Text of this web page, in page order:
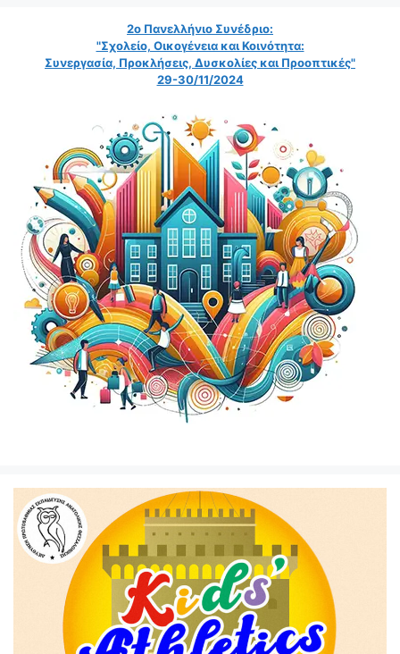
2ο Πανελλήνιο Συνέδριο:
"Σχολείο, Οικογένεια και Κοινότητα:
Συνεργασία, Προκλήσεις, Δυσκολίες και Προοπτικές"
29-30/11/2024